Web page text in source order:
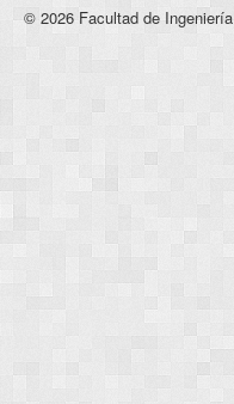
© 2026 Facultad de Ingeniería